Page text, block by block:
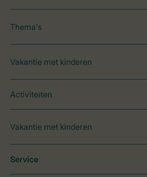
Thema's
Vakantie met kinderen
Activiteiten
Vakantie met kinderen
Service